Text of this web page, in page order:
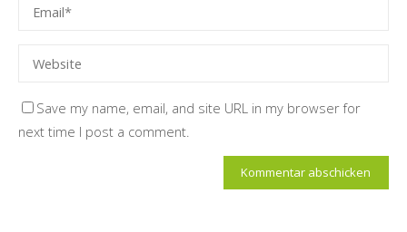
Save my name, email, and site URL in my browser for
next time I post a comment.